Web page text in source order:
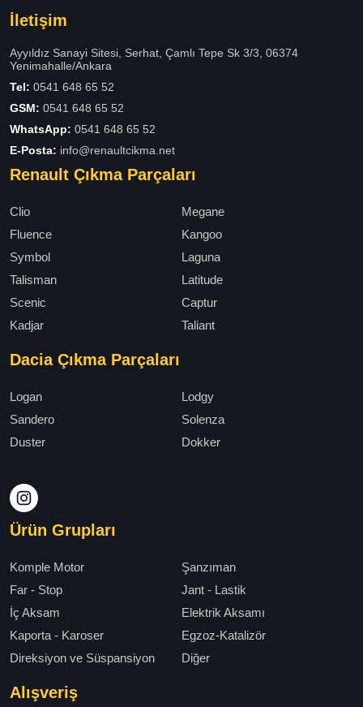
İletişim
Ayyıldız Sanayi Sitesi, Serhat, Çamlı Tepe Sk 3/3, 06374
Yenimahalle/Ankara
Tel: 0541 648 65 52
GSM: 0541 648 65 52
WhatsApp: 0541 648 65 52
E-Posta: info@renaultcikma.net
Renault Çıkma Parçaları
Clio
Megane
Fluence
Kangoo
Symbol
Laguna
Talisman
Latitude
Scenic
Captur
Kadjar
Taliant
Dacia Çıkma Parçaları
Logan
Lodgy
Sandero
Solenza
Duster
Dokker
Ürün Grupları
Komple Motor
Şanzıman
Far - Stop
Jant - Lastik
İç Aksam
Elektrik Aksamı
Kaporta - Karoser
Egzoz-Katalizör
Direksiyon ve Süspansiyon
Diğer
Alışveriş